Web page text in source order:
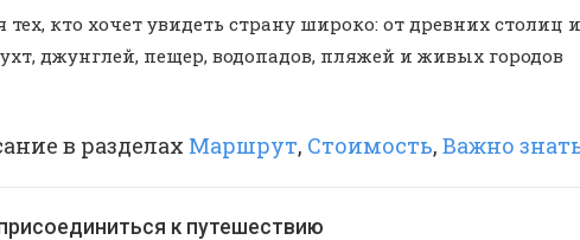
кто хочет увидеть страну широко: от древних столиц и
джунглей, пещер, водопадов, пляжей и живых городов
в разделах Маршрут, Стоимость, Важно
к путешествию